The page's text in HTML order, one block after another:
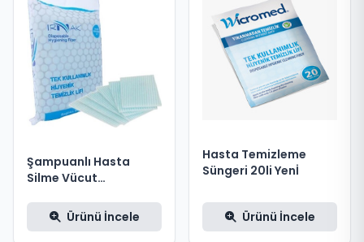
Şampuanlı Hasta
Silme Vücut
Ürünü İncele
Hasta Temizleme
Süngeri 20li Yenİ
Ürünü İncele